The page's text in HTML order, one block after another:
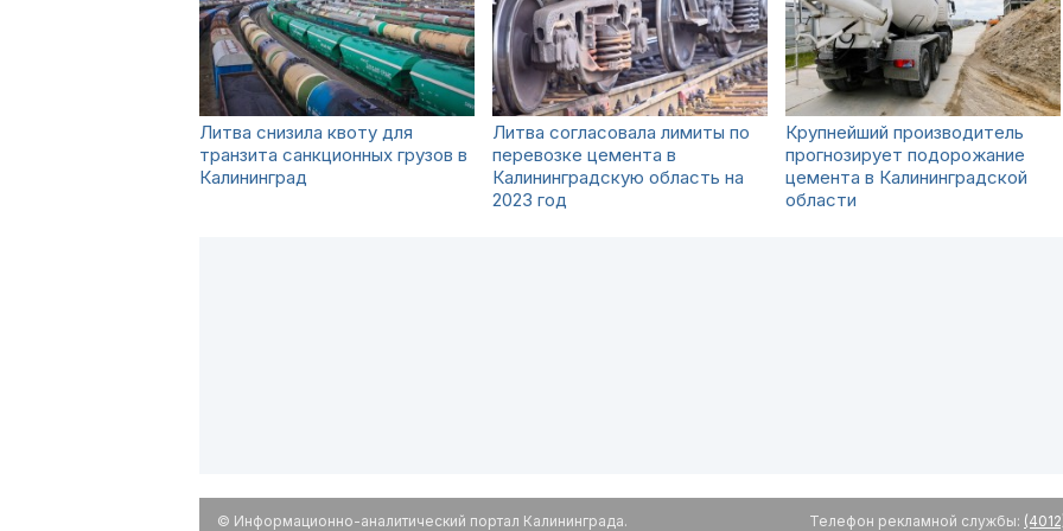
Литва снизила квоту для
транзита санкционных грузов в
Калининград
Литва согласовала лимиты по
перевозке цемента в
Калининградскую область на
2023 год
Крупнейший производитель
прогнозирует подорожание
цемента в Калининградской
области
© Информационно-аналитический портал Калининграда.
Телефон рекламной службы: